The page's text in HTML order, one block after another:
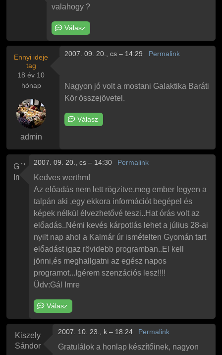
valahogy ?
Válasz
Ennyi ideje
tag
18 év 10
hónap
admin
2007. 09. 20., cs – 14:29 Permalink
Nagyon jó volt a mostani Galaktika Baráti
Kör összejövetel.
Válasz
Gál
Imre
2007. 09. 20., cs – 14:30 Permalink
Kedves werthm!
Az előadás nem lett rögzitve,meg ember legyen a
talpán aki ,egy ekkora információt begépel és
képek nélkül élvezhetővé teszi..Hat órás volt az
előadás..Némi kevés kárpotlás lehet a július 28-ai
nyilt nap ahol a Kalmár úr ismételten Gyomán tart
előadást igaz rövidebb programban..El kell
jönni,és meghallgatni az egész napos
programot...Igérem szenzációs lesz!!!!
Üdv:Gál Imre
Válasz
Kiszely
Sándor
2007. 10. 23., k – 18:24 Permalink
Gratulálok a honlap készítőinek, nagyon